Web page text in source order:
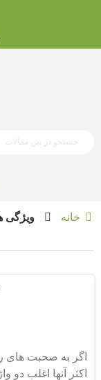
خانه ویژگی
اگر به صحبت های
اکثر آنها اغلب